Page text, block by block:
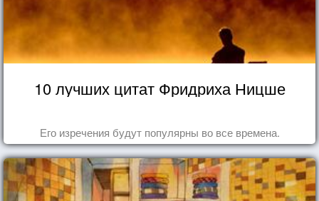
10 лучших цитат Фридриха Ницше
Его изречения будут популярны во все времена.